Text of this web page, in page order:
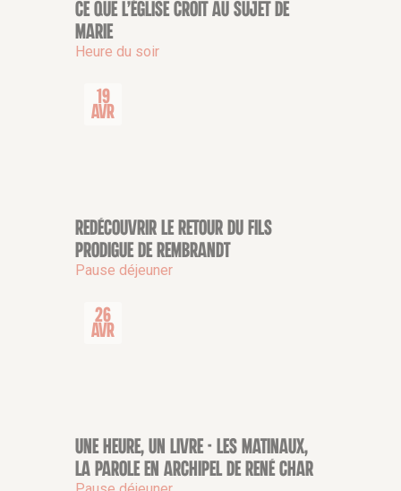
CONFÉRENCE
Ce que l’Église croit au sujet de
Marie
Heure du soir
19
Avr
CONFÉRENCE
Redécouvrir Le retour du Fils
prodigue de Rembrandt
Pause déjeuner
26
Avr
CONFÉRENCE
Une heure, un livre - Les Matinaux,
La Parole en archipel de René Char